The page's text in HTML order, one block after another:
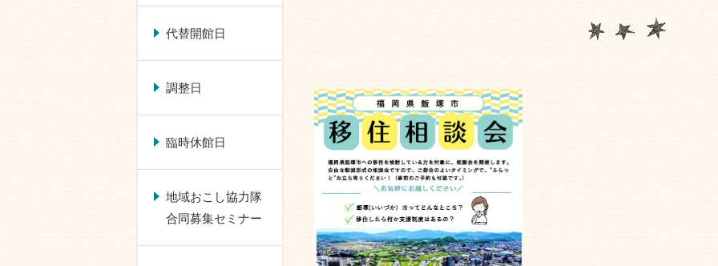
代替開館日
調整日
臨時休館日
地域おこし協力隊
合同募集セミナー